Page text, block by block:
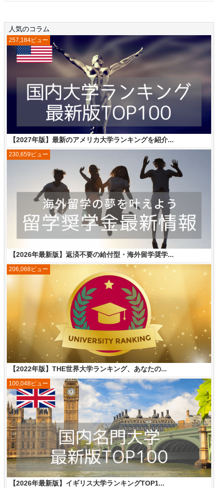
人気のコラム
【2027年版】最新のアメリカ大学ランキングを紹介...
257,184ビュー
【2026年最新版】返済不要の給付型・海外留学奨学...
230,659ビュー
【2022年版】THE世界大学ランキング、あなたの...
206,068ビュー
【2026年最新版】イギリス大学ランキングTOP1...
100,048ビュー